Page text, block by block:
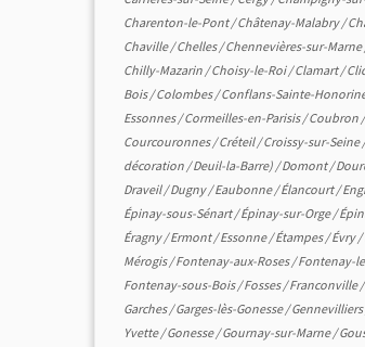
Charenton-le-Pont/Châtenay-Malabry/
Chaville/Chelles/Chennevières-sur-Marne
Chilly-Mazarin /Choisy-le-Roi/Clamart/
Bois/Colombes/Conflans-Sainte-
Essonnes/Cormeilles-en-Parisis/Coubron
Courcouronnes/Créteil/Croissy-sur-Seine
décoration /Deuil-la-Barre) /Domont/
Draveil/Dugny/Eaubonne/Élancourt/
Épinay-sous-Sénart/Épinay-sur-Orge/
Éragny/Ermont/Essonne/Étampes/Évry/
Mérogis/Fontenay-aux-Roses/Fontenay-
Fontenay-sous-Bois/Fosses/Franconville/
Garches/Garges-lès-Gonesse/Gennevilliers
Yvette/Gonesse/Gournay-sur-Marne/